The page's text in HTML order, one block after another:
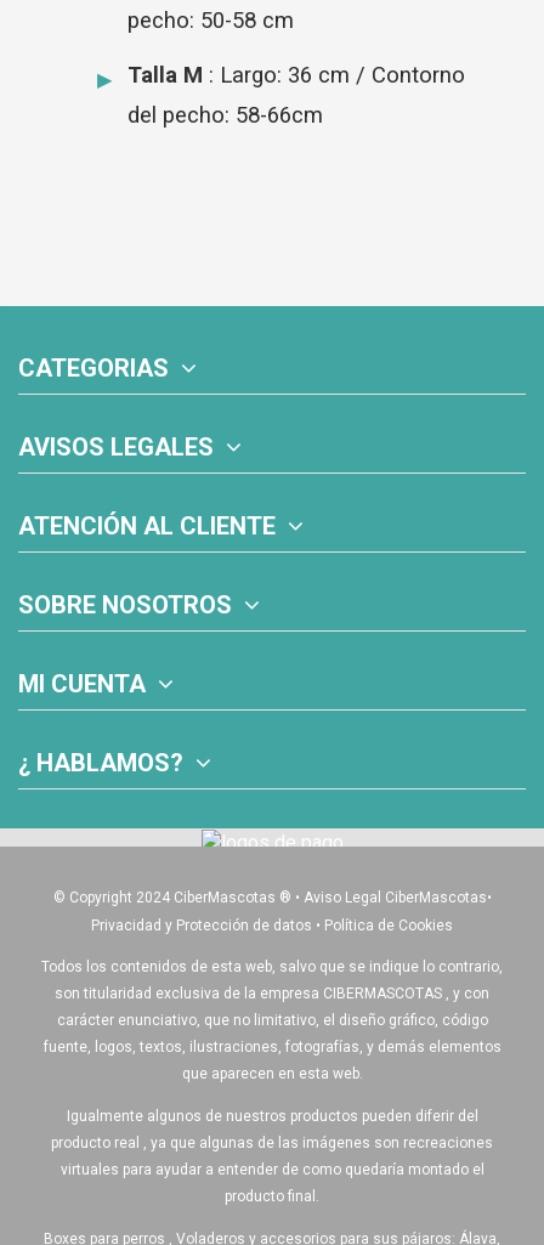
pecho: 50-58 cm
Talla M : Largo: 36 cm / Contorno
del pecho: 58-66cm
CATEGORIAS
AVISOS LEGALES
ATENCIÓN AL CLIENTE
SOBRE NOSOTROS
MI CUENTA
¿ HABLAMOS?
© Copyright 2024 CiberMascotas ® • Aviso Legal CiberMascotas•
Privacidad y Protección de datos • Política de Cookies
Todos los contenidos de esta web, salvo que se indique lo contrario,
son titularidad exclusiva de la empresa CIBERMASCOTAS , y con
carácter enunciativo, que no limitativo, el diseño gráfico, código
fuente, logos, textos, ilustraciones, fotografías, y demás elementos
que aparecen en esta web.
Igualmente algunos de nuestros productos pueden diferir del
producto real , ya que algunas de las imágenes son recreaciones
virtuales para ayudar a entender de como quedaría montado el
producto final.
Boxes para perros , Voladeros y accesorios para sus pájaros: Álava,